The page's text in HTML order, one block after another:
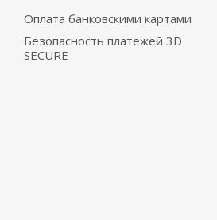
Оплата банковскими картами
Безопасность платежей 3D
SECURE